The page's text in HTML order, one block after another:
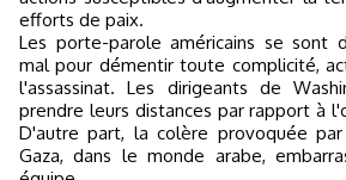
efforts de paix.
Les porte-parole américains se sont
mal pour démentir toute complicité,
l'assassinat. Les dirigeants de
prendre leurs distances par rapport à
D'autre part, la colère provoquée
Gaza, dans le monde arabe,